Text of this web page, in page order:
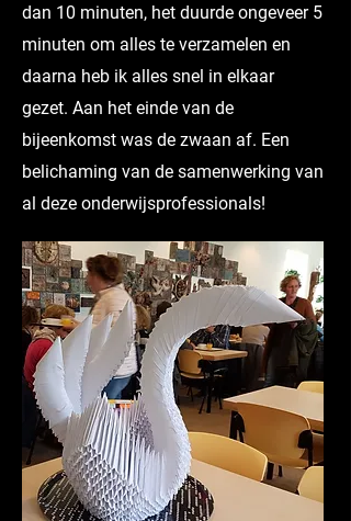
dan 10 minuten, het duurde ongeveer 5
minuten om alles te verzamelen en
daarna heb ik alles snel in elkaar
gezet. Aan het einde van de
bijeenkomst was de zwaan af. Een
belichaming van de samenwerking van
al deze onderwijsprofessionals!